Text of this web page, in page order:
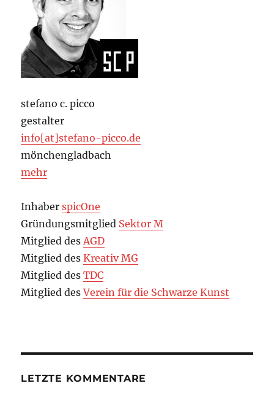
stefano c. picco
gestalter
info[at]stefano-picco.de
mönchengladbach
mehr
InhaberspicOne
Gründungsmitglied Sektor M
Mitglied desAGD
Mitglied desKreativ MG
Mitglied desTDC
Mitglied desVerein für die Schwarze Kunst
LETZTE KOMMENTARE